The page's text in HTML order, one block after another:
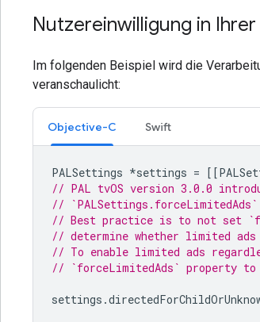
Nutzereinwilligung in
Im folgenden Beispiel wird die
veranschaulicht:
Objective-C Swift
PALSettings *settings = [[
// PAL tvOS version 3.0.0
// `PALSettings.forceLimitedAds`
// Best practice is to not set
// determine whether limited ads
// To enable limited ads
// `forceLimitedAds` property
settings .